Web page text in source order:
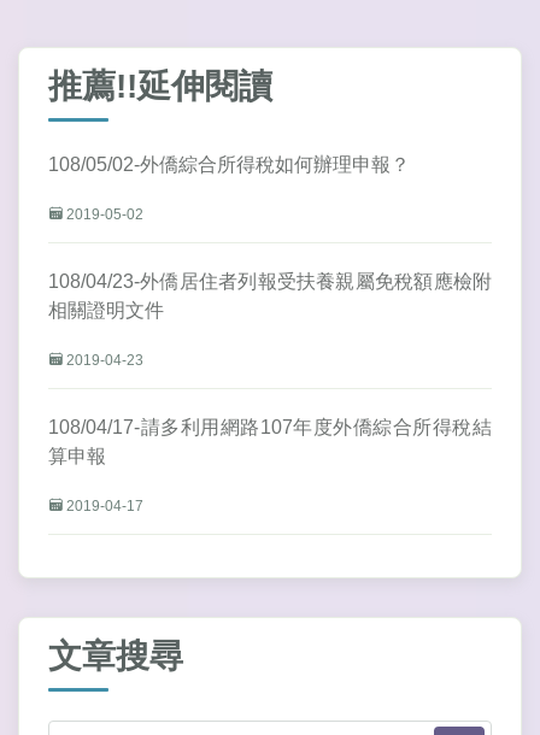
推薦!!延伸閱讀
108/05/02-外僑綜合所得稅如何辦理申報？
2019-05-02
108/04/23-外僑居住者列報受扶養親屬免稅額應檢附
相關證明文件
2019-04-23
108/04/17-請多利用網路107年度外僑綜合所得稅結
算申報
2019-04-17
文章搜尋